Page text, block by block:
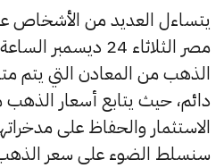
يتساءل العديد من الأشخاص
الذهب من المعادن التي يتم
دائم، حيث يتابع أسعار
الاستثمار والحفاظ على
سنسلط الضوء على سعر الذهب